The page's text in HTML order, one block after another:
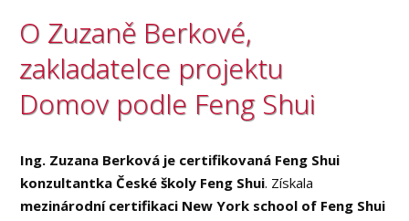
O Zuzaně Berkové,
zakladatelce projektu
Domov podle Feng Shui
Ing. Zuzana Berková je certifikovaná Feng Shui
konzultantka České školy Feng Shui. Získala
mezinárodní certifikaci New York school of Feng Shui